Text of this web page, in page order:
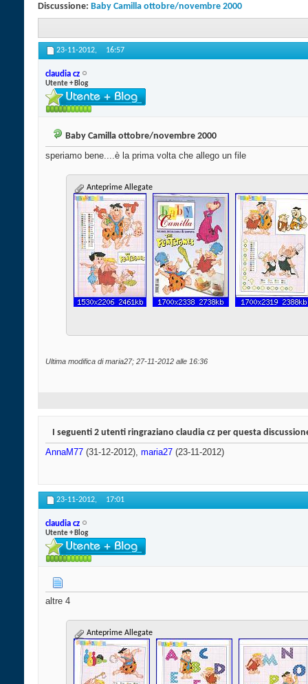
Discussione: Baby Camilla ottobre/novembre 2000
23-11-2012, 16:57
claudia cz
Utente + Blog
Baby Camilla ottobre/novembre 2000
speriamo bene....è la prima volta che allego un file
Anteprime Allegate
Ultima modifica di maria27; 27-11-2012 alle 16:36
I seguenti 2 utenti ringraziano claudia cz per questa
AnnaM77 (31-12-2012), maria27 (23-11-2012)
23-11-2012, 17:01
claudia cz
Utente + Blog
altre 4
Anteprime Allegate